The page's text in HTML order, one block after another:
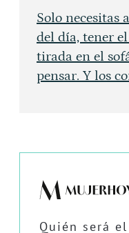
Solo necesitas
del día, tener
tirada en el
pensar. Y los
Quién será